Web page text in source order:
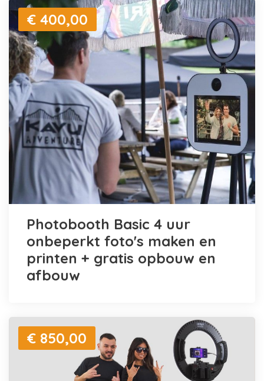
€ 400,00
Photobooth Basic 4 uur
onbeperkt foto's maken en
printen + gratis opbouw en
afbouw
€ 850,00